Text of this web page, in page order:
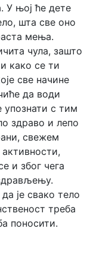
У њој ће дете
шта све оно
мења.
чула, зашто
како се ти
све начине
да води
упознати с тим
здраво и лепо
свежем
активности,
и због чега
је свако тело
треба
поносити.